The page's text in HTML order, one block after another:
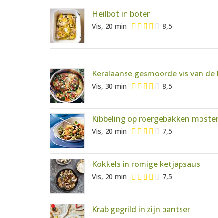
Heilbot in boter
Vis, 20 min 8,5
Keralaanse gesmoorde vis van de
Vis, 30 min 8,5
Kibbeling op roergebakken
Vis, 20 min 7,5
Kokkels in romige ketjapsaus
Vis, 20 min 7,5
Krab gegrild in zijn pantser